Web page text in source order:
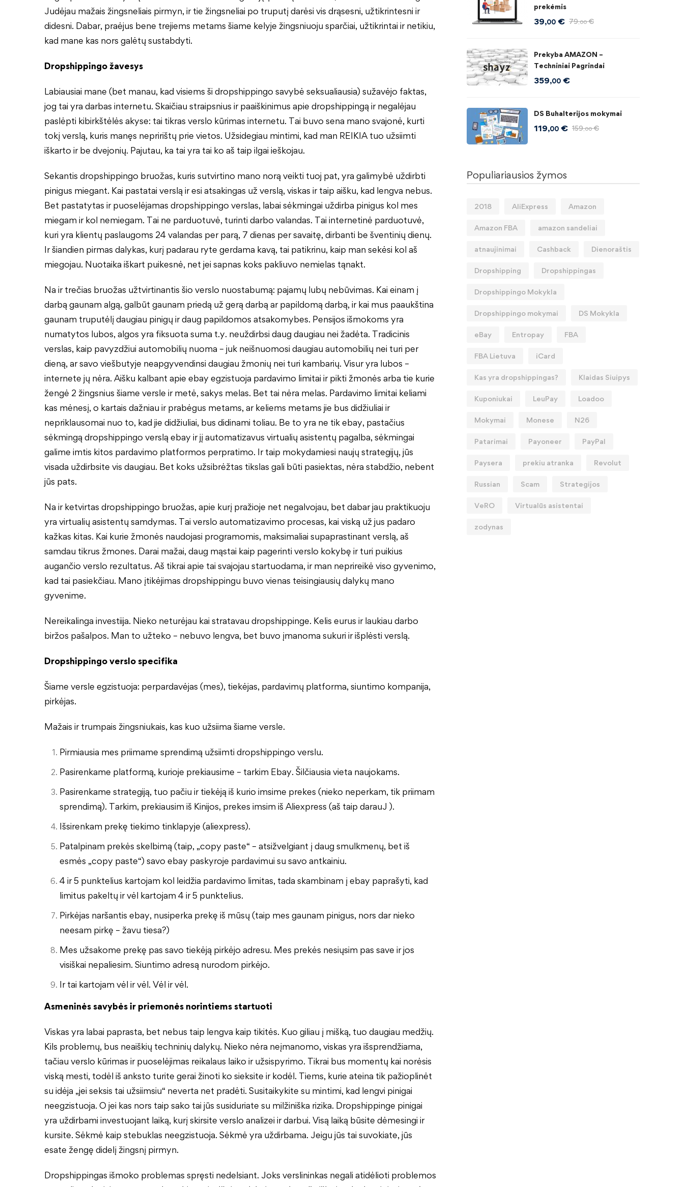
Judėjau mažais žingsneliais pirmyn, ir tie žingsneliai po truputį darėsi vis drąsesni, užtikrintesni ir
didesni. Dabar, praėjus bene trejiems metams šiame kelyje žingsniuoju sparčiai, užtikrintai ir netikiu,
kad mane kas nors galėtų sustabdyti.
Dropshippingo žavesys
Labiausiai mane (bet manau, kad visiems ši dropshippingo savybė seksualiausia) sužavėjo faktas,
jog tai yra darbas internetu. Skaičiau straipsnius ir paaiškinimus apie dropshippingą ir negalėjau
paslėpti kibirkštėlės akyse: tai tikras verslo kūrimas internetu. Tai buvo sena mano svajonė, kurti
tokį verslą, kuris manęs nepririštų prie vietos. Užsidegiau mintimi, kad man REIKIA tuo užsiimti
iškarto ir be dvejonių. Pajutau, ka tai yra tai ko aš taip ilgai ieškojau.
Sekantis dropshippingo bruožas, kuris sutvirtino mano norą veikti tuoj pat, yra galimybė uždirbti
pinigus miegant. Kai pastatai verslą ir esi atsakingas už verslą, viskas ir taip aišku, kad lengva nebus.
Bet pastatytas ir puoselėjamas dropshippingo verslas, labai sėkmingai uždirba pinigus kol mes
miegam ir kol nemiegam. Tai ne parduotuvė, turinti darbo valandas. Tai internetinė parduotuvė,
kuri yra klientų paslaugoms 24 valandas per parą, 7 dienas per savaitę, dirbanti be šventinių dienų.
Ir šiandien pirmas dalykas, kurį padarau ryte gerdama kavą, tai patikrinu, kaip man sekėsi kol aš
miegojau. Nuotaika iškart puikesnė, net jei sapnas koks pakliuvo nemielas tąnakt.
Na ir trečias bruožas užtvirtinantis šio verslo nuostabumą: pajamų lubų nebūvimas. Kai einam į
darbą gaunam algą, galbūt gaunam priedą už gerą darbą ar papildomą darbą, ir kai mus paaukština
gaunam truputėlį daugiau pinigų ir daug papildomos atsakomybes. Pensijos išmokoms yra
numatytos lubos, algos yra fiksuota suma t.y. neuždirbsi daug daugiau nei žadėta. Tradicinis
verslas, kaip pavyzdžiui automobilių nuoma – juk neišnuomosi daugiau automobilių nei turi per
dieną, ar savo viešbutyje neapgyvendinsi daugiau žmonių nei turi kambarių. Visur yra lubos –
internete jų nėra. Aišku kalbant apie ebay egzistuoja pardavimo limitai ir pikti žmonės arba tie kurie
žengė 2 žingsnius šiame versle ir metė, sakys melas. Bet tai nėra melas. Pardavimo limitai keliami
kas mėnesį, o kartais dažniau ir prabėgus metams, ar keliems metams jie bus didžiuliai ir
nepriklausomai nuo to, kad jie didžiuliai, bus didinami toliau. Be to yra ne tik ebay, pastačius
sėkmingą dropshippingo verslą ebay ir jį automatizavus virtualių asistentų pagalba, sėkmingai
galime imtis kitos pardavimo platformos perpratimo. Ir taip mokydamiesi naujų strategijų, jūs
visada uždirbsite vis daugiau. Bet koks užsibrėžtas tikslas gali būti pasiektas, nėra stabdžio, nebent
jūs pats.
Na ir ketvirtas dropshippingo bruožas, apie kurį pražioje net negalvojau, bet dabar jau praktikuoju
yra virtualių asistentų samdymas. Tai verslo automatizavimo procesas, kai viską už jus padaro
kažkas kitas. Kai kurie žmonės naudojasi programomis, maksimaliai supaprastinant verslą, aš
samdau tikrus žmones. Darai mažai, daug mąstai kaip pagerinti verslo kokybę ir turi puikius
augančio verslo rezultatus. Aš tikrai apie tai svajojau startuodama, ir man neprireikė viso gyvenimo,
kad tai pasiekčiau. Mano įtikėjimas dropshippingu buvo vienas teisingiausių dalykų mano
gyvenime.
Nereikalinga investiija. Nieko neturėjau kai stratavau dropshippinge. Kelis eurus ir laukiau darbo
biržos pašalpos. Man to užteko – nebuvo lengva, bet buvo įmanoma sukuri ir išplėsti verslą.
Dropshippingo verslo specifika
Šiame versle egzistuoja: perpardavėjas (mes), tiekėjas, pardavimų platforma, siuntimo kompanija,
pirkėjas.
Mažais ir trumpais žingsniukais, kas kuo užsiima šiame versle.
Pirmiausia mes priimame sprendimą užsiimti dropshippingo verslu.
Pasirenkame platformą, kurioje prekiausime – tarkim Ebay. Šilčiausia vieta naujokams.
Pasirenkame strategiją, tuo pačiu ir tiekėją iš kurio imsime prekes (nieko neperkam, tik priimam
sprendimą). Tarkim, prekiausim iš Kinijos, prekes imsim iš Aliexpress (aš taip darauJ ).
Išsirenkam prekę tiekimo tinklapyje (aliexpress).
Patalpinam prekės skelbimą (taip, „copy paste“ – atsižvelgiant į daug smulkmenų, bet iš
esmės „copy paste“) savo ebay paskyroje pardavimui su savo antkainiu.
4 ir 5 punktelius kartojam kol leidžia pardavimo limitas, tada skambinam į ebay paprašyti, kad
limitus pakeltų ir vėl kartojam 4 ir 5 punktelius.
Pirkėjas naršantis ebay, nusiperka prekę iš mūsų (taip mes gaunam pinigus, nors dar nieko
neesam pirkę – žavu tiesa?)
Mes užsakome prekę pas savo tiekėją pirkėjo adresu. Mes prekės nesiųsim pas save ir jos
visiškai nepaliesim. Siuntimo adresą nurodom pirkėjo.
Ir tai kartojam vėl ir vėl. Vėl ir vėl.
Asmeninės savybės ir priemonės norintiems startuoti
Viskas yra labai paprasta, bet nebus taip lengva kaip tikitės. Kuo giliau į mišką, tuo daugiau medžių.
Kils problemų, bus neaiškių techninių dalykų. Nieko nėra neįmanomo, viskas yra išsprendžiama,
tačiau verslo kūrimas ir puoselėjimas reikalaus laiko ir užsispyrimo. Tikrai bus momentų kai norėsis
viską mesti, todėl iš anksto turite gerai žinoti ko sieksite ir kodėl. Tiems, kurie ateina tik pažioplinėt
su idėja „jei seksis tai užsiimsiu“ neverta net pradėti. Susitaikykite su mintimi, kad lengvi pinigai
neegzistuoja. O jei kas nors taip sako tai jūs susiduriate su milžiniška rizika. Dropshippinge pinigai
yra uždirbami investuojant laiką, kurį skirsite verslo analizei ir darbui. Visą laiką būsite dėmesingi ir
kursite. Sėkmė kaip stebuklas neegzistuoja. Sėkmė yra uždirbama. Jeigu jūs tai suvokiate, jūs
esate žengę didelį žingsnį pirmyn.
Dropshippingas išmoko problemas spręsti nedelsiant. Joks verslininkas negali atidėlioti problemos
prekėmis
39,00 € 79,00 €
Prekyba AMAZON –
Techniniai Pagrindai
359,00 €
DS Buhalterijos mokymai
119,00 € 159,00 €
Populiariausios žymos
2018 AliExpress Amazon
Amazon FBA amazon sandeliai
atnaujinimai Cashback Dienoraštis
Dropshipping Dropshippingas
Dropshippingo Mokykla
Dropshippingo mokymai DS Mokykla
eBay Entropay FBA
FBA Lietuva iCard
Kas yra dropshippingas? Klaidas Siuipys
Kuponiukai LeuPay Loadoo
Mokymai Monese N26
Patarimai Payoneer PayPal
Paysera prekiu atranka Revolut
Russian Scam Strategijos
VeRO Virtualūs asistentai
zodynas